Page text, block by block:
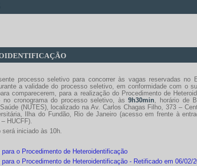
processo seletivo para concorrer às vagas reservadas no
a validade do processo seletivo, em conformidade com o
comparecerem, para a realização do Procedimento de
no cronograma do processo seletivo, às9h30min, horário de
(NUTES), localizado na Av. Carlos Chagas Filho, 373 –
Ilha do Fundão, Rio de Janeiro (acesso em frente à
HUCFF).
iniciado às 10h.
o Procedimento de Heteroidentificação
o Procedimento de Heteroidentificação - Retificado em 06/02/